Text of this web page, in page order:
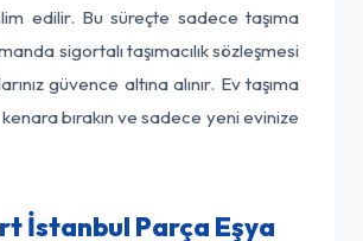
edilir. Bu süreçte sadece taşıma
sigortalı taşımacılık sözleşmesi
güvence altına alınır. Ev taşıma
bırakın ve sadece yeni evinize
İstanbul Parça Eşya